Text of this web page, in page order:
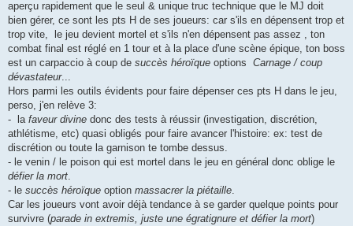
aperçu rapidement que le seul & unique truc technique que le MJ doit
bien gérer, ce sont les pts H de ses joueurs: car s'ils en dépensent trop et
trop vite, le jeu devient mortel et s'ils n'en dépensent pas assez , ton
combat final est réglé en 1 tour et à la place d'une scène épique, ton boss
est un carpaccio à coup de succès héroïque options Carnage / coup
dévastateur...
Hors parmi les outils évidents pour faire dépenser ces pts H dans le jeu,
perso, j'en relève 3:
- la faveur divine donc des tests à réussir (investigation, discrétion,
athlétisme, etc) quasi obligés pour faire avancer l'histoire: ex: test de
discrétion ou toute la garnison te tombe dessus.
- le venin / le poison qui est mortel dans le jeu en général donc oblige le
défier la mort.
- le succès héroïque option massacrer la piétaille.
Car les joueurs vont avoir déjà tendance à se garder quelque points pour
survivre (parade in extremis, juste une égratignure et défier la mort)